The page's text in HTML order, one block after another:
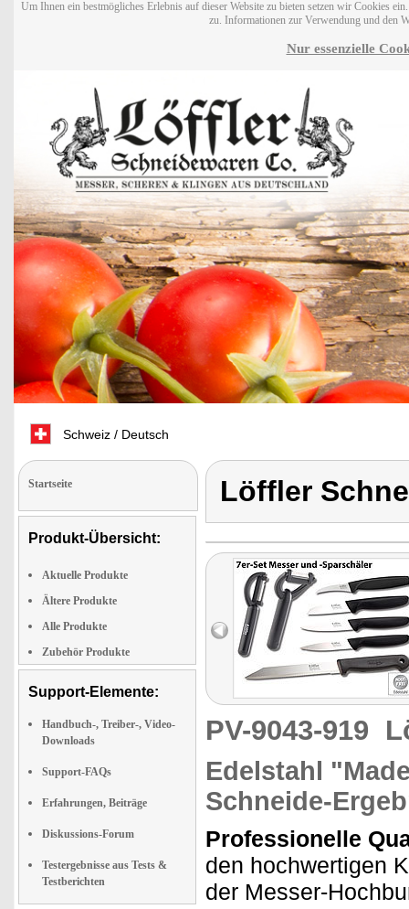
Um Ihnen ein bestmögliches Erlebnis auf dieser Website zu bieten setzen wir Cookies
zu. Informationen zur Verwendung und den
Nur essenzielle
Schweiz / Deutsch
Startseite
Produkt-Übersicht:
Aktuelle Produkte
Ältere Produkte
Alle Produkte
Zubehör Produkte
Support-Elemente:
Handbuch-, Treiber-, Video-
Downloads
Support-FAQs
Erfahrungen, Beiträge
Diskussions-Forum
Testergebnisse aus Tests &
Testberichten
Löffler
PV-9043-919
Edelstahl
Schneide-
Professionelle
den hochwertigen
der Messer-